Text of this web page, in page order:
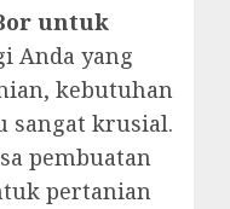
untuk
Anda yang
kebutuhan
sangat krusial.
pembuatan
pertanian